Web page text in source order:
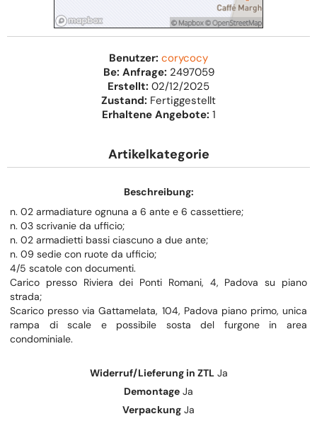
Benutzer: corycocy
Be: Anfrage: 2497059
Erstellt: 02/12/2025
Zustand: Fertiggestellt
Erhaltene Angebote: 1
Artikelkategorie
Beschreibung:
n. 02 armadiature ognuna a 6 ante e 6 cassettiere;
n. 03 scrivanie da ufficio;
n. 02 armadietti bassi ciascuno a due ante;
n. 09 sedie con ruote da ufficio;
4/5 scatole con documenti.
Carico presso Riviera dei Ponti Romani, 4, Padova su piano
strada;
Scarico presso via Gattamelata, 104, Padova piano primo, unica
rampa di scale e possibile sosta del furgone in area
condominiale.
Widerruf/Lieferung in ZTLJa
Demontage Ja
Verpackung Ja